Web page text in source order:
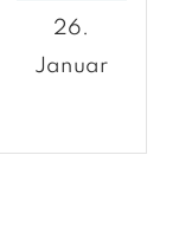
26.
Januar